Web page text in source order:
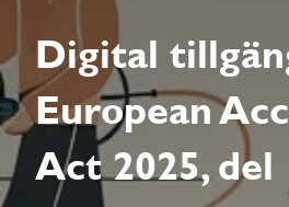
Digital
European
Act 2025, del